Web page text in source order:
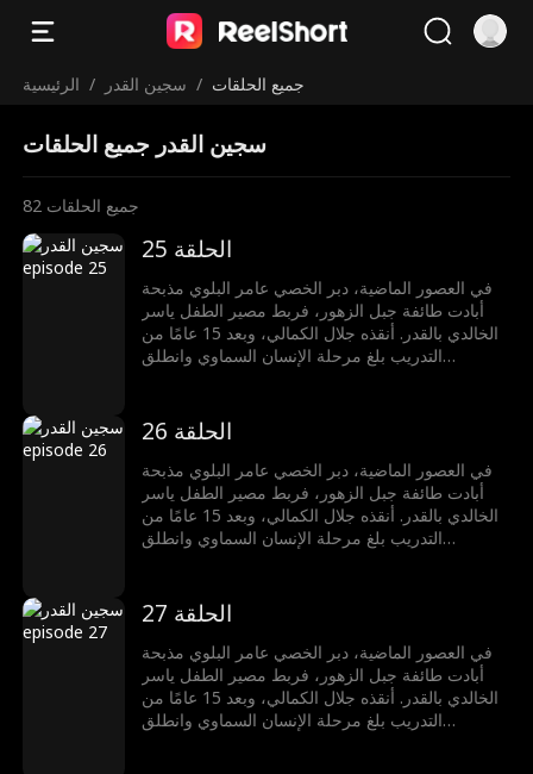
الرئيسية / سجين القدر / جميع الحلقات
سجين القدر جميع الحلقات
82 جميع الحلقات
الحلقة 25
في العصور الماضية، دبر الخصي عامر البلوي مذبحة
أبادت طائفة جبل الزهور، فربط مصير الطفل ياسر
الخالدي بالقدر. أنقذه جلال الكمالي، وبعد 15 عامًا من
التدريب بلغ مرحلة الإنسان السماوي وانطلق
وضحت أخته سمر بنفسها لحمايته في قاعة النار
الحمراء. استعاد ذاكرته بسيف الجبل الأخضر، وتعاون
مع نعيم الوالي لإنقاذ سلطان الدوسري، في طريق
مواجهة القدر
الحلقة 26
في العصور الماضية، دبر الخصي عامر البلوي مذبحة
أبادت طائفة جبل الزهور، فربط مصير الطفل ياسر
الخالدي بالقدر. أنقذه جلال الكمالي، وبعد 15 عامًا من
التدريب بلغ مرحلة الإنسان السماوي وانطلق
وضحت أخته سمر بنفسها لحمايته في قاعة النار
الحمراء. استعاد ذاكرته بسيف الجبل الأخضر، وتعاون
مع نعيم الوالي لإنقاذ سلطان الدوسري، في طريق
مواجهة القدر
الحلقة 27
في العصور الماضية، دبر الخصي عامر البلوي مذبحة
أبادت طائفة جبل الزهور، فربط مصير الطفل ياسر
الخالدي بالقدر. أنقذه جلال الكمالي، وبعد 15 عامًا من
التدريب بلغ مرحلة الإنسان السماوي وانطلق